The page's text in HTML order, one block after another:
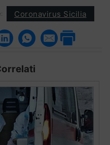
Coronavirus Sicilia